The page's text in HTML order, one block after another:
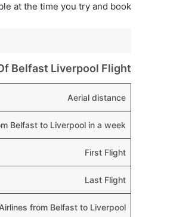
at the time you try and book.
Belfast Liverpool Flight
Aerial distance
Belfast to Liverpool in a week
First Flight
Last Flight
from Belfast to Liverpool